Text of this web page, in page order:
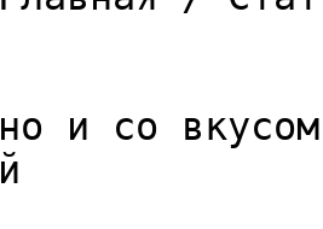
и со